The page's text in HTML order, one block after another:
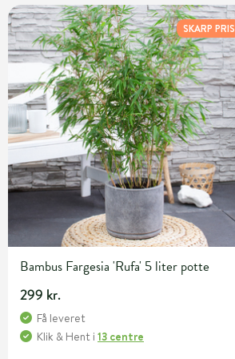
SKARP PRIS
Bambus Fargesia 'Rufa' 5 liter potte
299 kr.
Få leveret
Klik & Hent i 13 centre